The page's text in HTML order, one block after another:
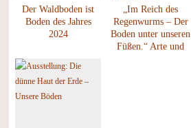
Der Waldboden ist
Boden des Jahres
2024
„Im Reich des
Regenwurms – Der
Boden unter unseren
Füßen.“ Arte und